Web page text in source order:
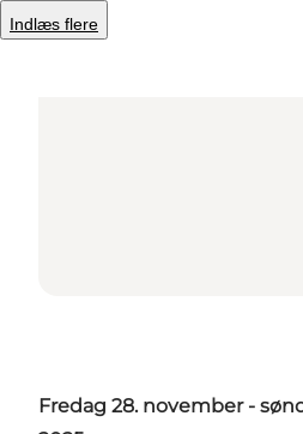
Indlæs flere
Fredag 28. november -